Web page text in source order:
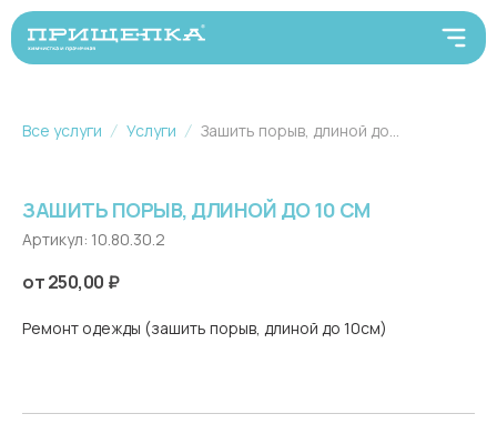
Все услуги Услуги Зашить порыв, длиной до 10 см
ЗАШИТЬ ПОРЫВ, ДЛИНОЙ ДО 10 СМ
Артикул: 10.80.30.2
250,00 ₽
Ремонт одежды (зашить порыв, длиной до 10см)